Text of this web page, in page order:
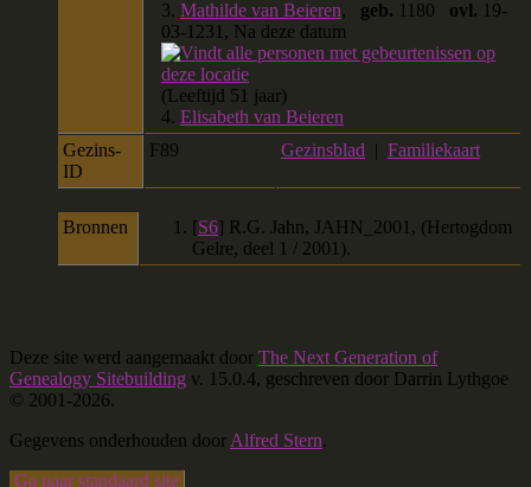
3. Mathilde van Beieren, geb. 1180 ovl. 19-
03-1231, Na deze datum
(Leeftijd 51 jaar)
4. Elisabeth van Beieren
Gezins-
ID
F89 Gezinsblad | Familiekaart
Bronnen [S6] R.G. Jahn, JAHN_2001, (Hertogdom
Gelre, deel 1 / 2001).
Deze site werd aangemaakt door The Next Generation of
Genealogy Sitebuilding v. 15.0.4, geschreven door Darrin Lythgoe
© 2001-2026.
Gegevens onderhouden doorAlfred Stern.
Ga naar standaard site